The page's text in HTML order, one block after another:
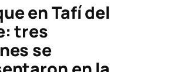
en Tafí del
tres
se